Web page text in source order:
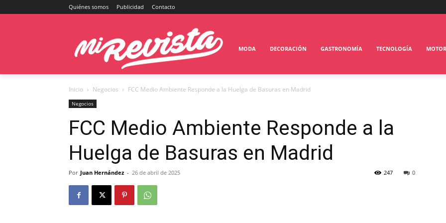
Quiénes somos Publicidad Contacto
MODA DECORACIÓN GASTRONOMÍA TECNOLOGÍA MOTOR
Inicio Negocios FCC Medio Ambiente Responde a la Huelga de Basuras en Madrid
Negocios
FCC Medio Ambiente Responde a la
Huelga de Basuras en Madrid
Por Juan Hernández - 26 de abril de 2025 0
247